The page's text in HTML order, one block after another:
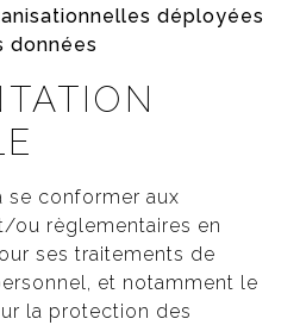
déployées
données
se conformer aux
ou règlementaires en
ses traitements de
et notamment le
la protection des